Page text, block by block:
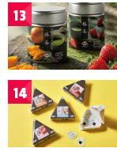
13
14